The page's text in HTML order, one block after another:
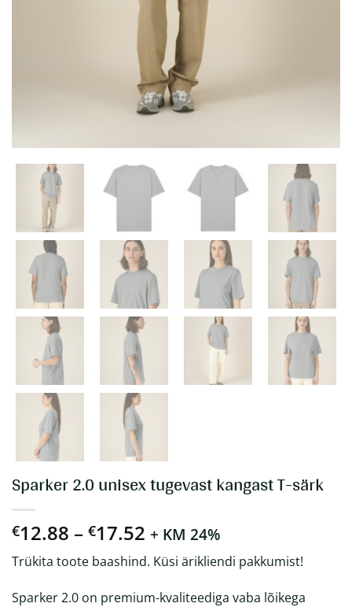
Sparker 2.0 unisex tugevast kangast T-särk
€12.88 – €17.52 Hinnavahemik:
€12.88
kuni
€17.52
+ KM 24%
Trükita toote baashind. Küsi ärikliendi pakkumist!
Sparker 2.0 on premium-kvaliteediga vaba lõikega